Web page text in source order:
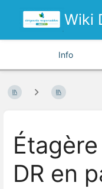
Wiki
Info
DR en